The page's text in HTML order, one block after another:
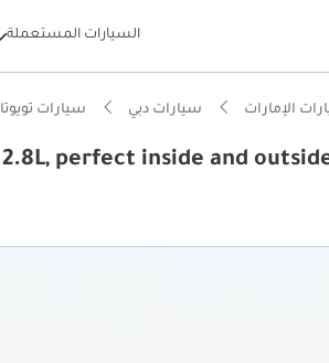
السيارات المستعملة
الإمارات سيارات دبي سيارات تويوتا